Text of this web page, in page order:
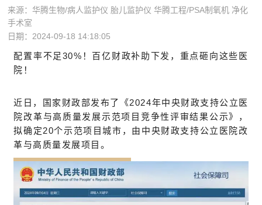
来源：华腾生物/病人监护仪 胎儿监护仪 华腾工程/PSA制氧机 净化
手术室
日期：2024-09-18 14:18:05
配置率不足30%！百亿财政补助下发，重点砸向这些医
院！
近日，国家财政部发布了《2024年中央财政支持公立医
院改革与高质量发展示范项目竞争性评审结果公示》，
拟确定20个示范项目城市，由中央财政支持公立医院改
革与高质量发展项目。